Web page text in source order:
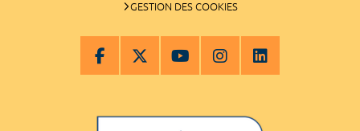
GESTION DES COOKIES